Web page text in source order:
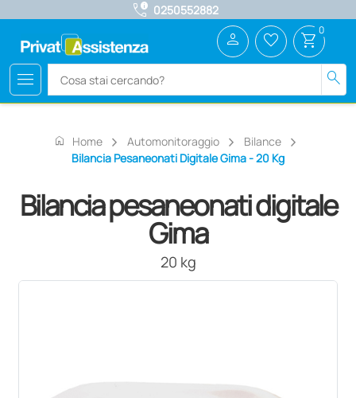
call_quality 0250552882
menu search
person favorite_border shopping_cart 0
home Home Automonitoraggio
Bilance
Bilancia Pesaneonati Digitale Gima - 20 Kg
Bilancia pesaneonati digitale
Gima
20 kg